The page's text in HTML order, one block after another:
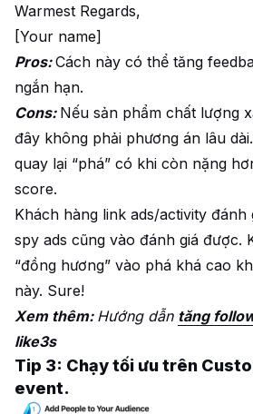
Warmest Regards,
[Your name]
Pros:Cách này có thể tăng
ngắn hạn.
Cons: Nếu sản phẩm chất lượng
đây không phải phương án lâu
quay lại “phá” có khi còn nặng
score.
Khách hàng link ads/activity
spy ads cũng vào đánh giá được.
“đồng hương” vào phá khá cao
này. Sure!
Xem thêm: Hướng dẫn tăng
like3s
Tip 3: Chạy tối ưu trên
event.